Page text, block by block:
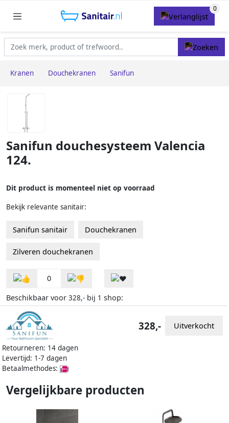
Kranen Douchekranen Sanifun
Sanifun douchesysteem Valencia
124.
Dit product is momenteel niet op voorraad
Bekijk relevante sanitair:
Sanifun sanitair Douchekranen
Zilveren douchekranen
0
Beschikbaar voor 328,- bij 1 shop:
Retourneren: 14 dagen
Levertijd: 1-7 dagen
Betaalmethodes:
328,- Uitverkocht
Vergelijkbare producten